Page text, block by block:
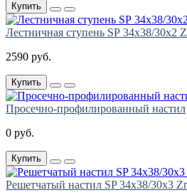
Купить
Лестничная ступень SР 34х38/30х2
2590 руб.
Купить
Просечно-профилированный настил
0 руб.
Купить
Решетчатый настил SP 34х38/30х3